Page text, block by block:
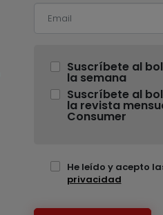
Suscríbete al
la semana
Suscríbete al
la revista
Consumer
He leído y acepto
privacidad